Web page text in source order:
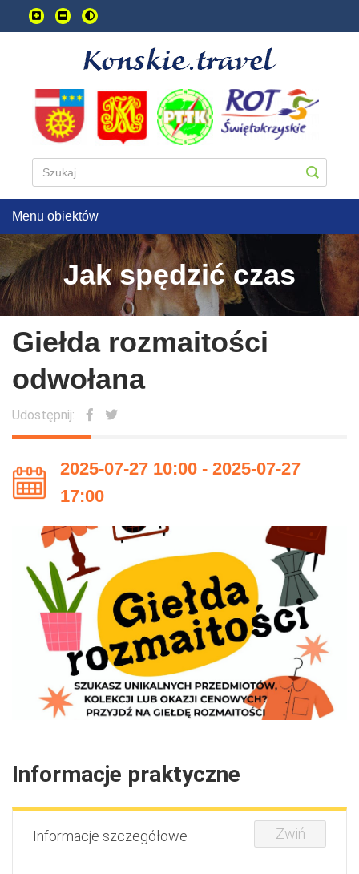
Przejdź
do
głownej
Menu obiektów
Jak spędzić czas
Giełda rozmaitości
odwołana
Udostępnij:
2025-07-27 10:00 - 2025-07-27
17:00
Informacje praktyczne
Informacje szczegółowe Zwiń